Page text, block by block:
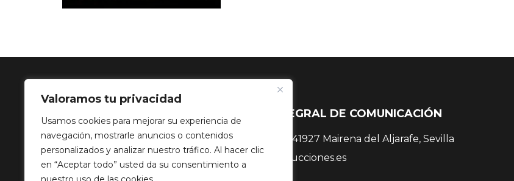
Valoramos tu privacidad
Usamos cookies para mejorar su experiencia de
navegación, mostrarle anuncios o contenidos
personalizados y analizar nuestro tráfico. Al hacer clic
en “Aceptar todo” usted da su consentimiento a
SOLUCIÓN INTEGRAL DE COMUNICACIÓN
Calle Balance, 38, 41927 Mairena del Aljarafe, Sevilla
info@mediatproducciones.es